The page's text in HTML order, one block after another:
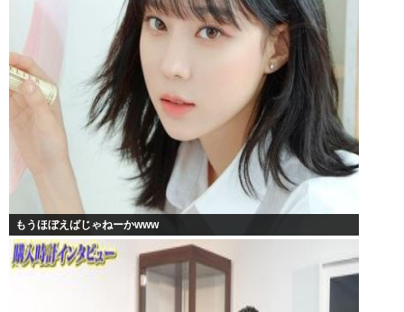
もうほぼえばじゃねーかwww